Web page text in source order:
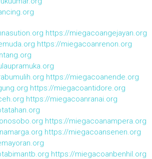
https://miegacoangejayan.org
https://miegacoanrenon.org
https://miegacoanende.org
https://miegacoantidore.org
https://miegacoanranai.org
https://miegacoanampera.org
https://miegacoansenen.org
https://miegacoanbenhil.org